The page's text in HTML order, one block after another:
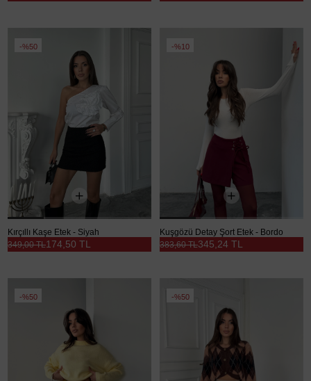
%50
Kırçıllı Kaşe Etek - Siyah
174,50 TL
349,00 TL
%10
Kuşgözü Detay Şort Etek - Bordo
345,24 TL
383,60 TL
%50 %50